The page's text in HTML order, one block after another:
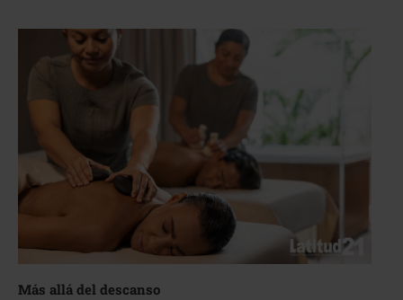
Más allá del descanso